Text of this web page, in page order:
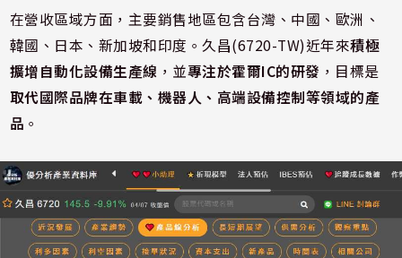
在營收區域方面，主要銷售地區包含台灣、中國、歐洲、
韓國、日本、新加坡和印度。久昌(6720-TW)近年來積極
擴增自動化設備生產線 ，並專注於霍爾IC的研發 ，目標是
取代國際品牌在車載、機器人、高端設備控制等領域的產
品 。